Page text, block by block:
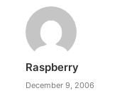
Raspberry
December 9, 2006